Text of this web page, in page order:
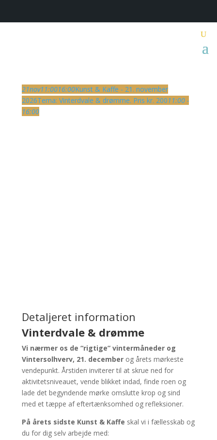
21nov11:0016:00Kunst & Kaffe - 21. november
2026Tema: Vinterdvale & drømme. Pris kr. 20011:00 -
16:00
Detaljeret information
Vinterdvale & drømme
Vi nærmer os de “rigtige” vintermåneder og
Vintersolhverv, 21. december og årets mørkeste
vendepunkt. Årstiden inviterer til at skrue ned for
aktivitetsniveauet, vende blikket indad, finde roen og
lade det begyndende mørke omslutte krop og sind
med et tæppe af eftertænksomhed og refleksioner.
På årets sidste Kunst & Kaffe skal vi i fællesskab og
du for dig selv arbejde med: